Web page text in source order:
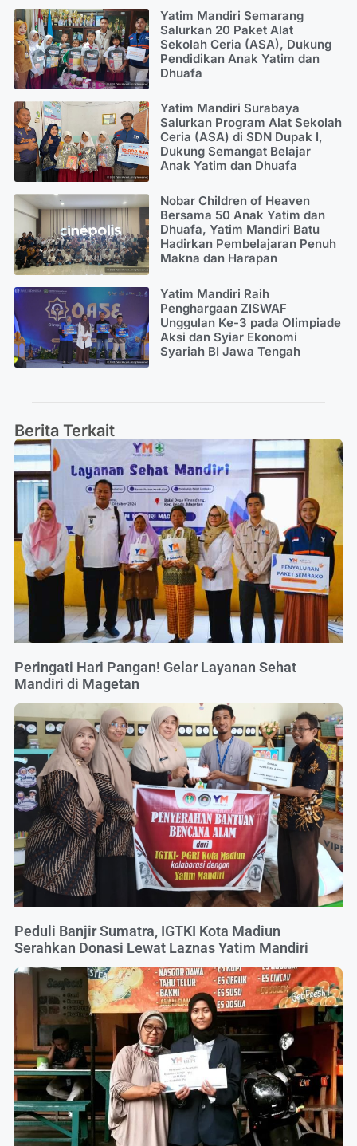
Yatim Mandiri Semarang
Salurkan 20 Paket Alat
Sekolah Ceria (ASA), Dukung
Pendidikan Anak Yatim dan
Dhuafa
Yatim Mandiri Surabaya
Salurkan Program Alat Sekolah
Ceria (ASA) di SDN Dupak I,
Dukung Semangat Belajar
Anak Yatim dan Dhuafa
Nobar Children of Heaven
Bersama 50 Anak Yatim dan
Dhuafa, Yatim Mandiri Batu
Hadirkan Pembelajaran Penuh
Makna dan Harapan
Yatim Mandiri Raih
Penghargaan ZISWAF
Unggulan Ke-3 pada Olimpiade
Aksi dan Syiar Ekonomi
Syariah BI Jawa Tengah
Berita Terkait
Peringati Hari Pangan! Gelar Layanan Sehat
Mandiri di Magetan
Peduli Banjir Sumatra, IGTKI Kota Madiun
Serahkan Donasi Lewat Laznas Yatim Mandiri